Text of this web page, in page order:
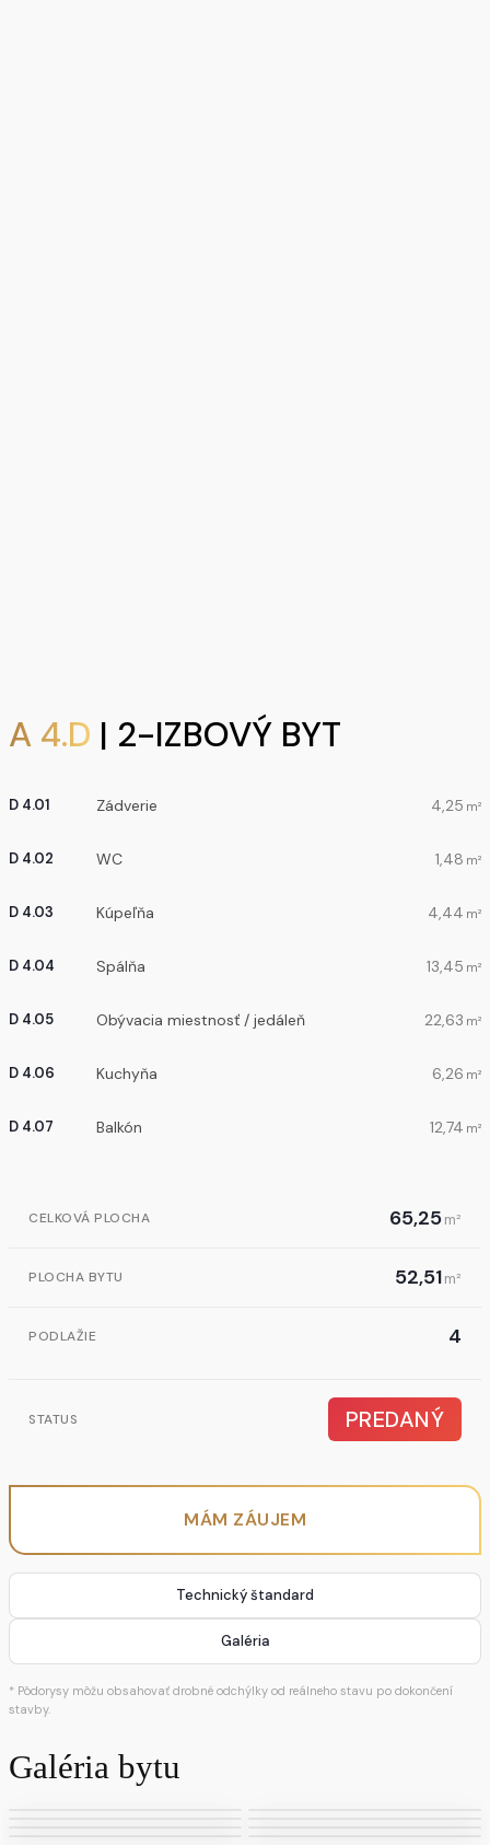
A 4.D | 2-IZBOVÝ BYT
D 4.01 Zádverie 4,25 m²
D 4.02 WC 1,48 m²
D 4.03 Kúpeľňa 4,44 m²
D 4.04 Spálňa 13,45 m²
D 4.05 Obývacia miestnosť / jedáleň 22,63 m²
D 4.06 Kuchyňa 6,26 m²
D 4.07 Balkón 12,74 m²
CELKOVÁ PLOCHA 65,25m²
PLOCHA BYTU 52,51m²
PODLAŽIE 4
STATUS PREDANÝ
MÁM ZÁUJEM
Technický štandard
Galéria
* Pôdorysy môžu obsahovať drobné odchýlky od reálneho stavu po dokončení
stavby.
Galéria bytu